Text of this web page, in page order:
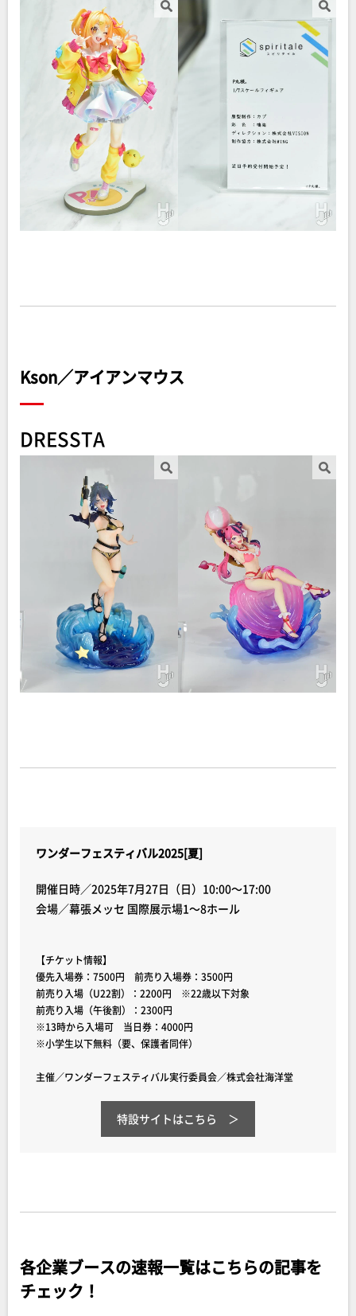
Kson／アイアンマウス
DRESSTA
ワンダーフェスティバル2025[夏]
開催日時／2025年7月27日（日）10:00～17:00
会場／幕張メッセ 国際展示場1～8ホール
【チケット情報】
優先入場券：7500円 前売り入場券：3500円
前売り入場（U22割）：2200円 ※22歳以下対象
前売り入場（午後割）：2300円
※13時から入場可 当日券：4000円
※小学生以下無料（要、保護者同伴）
主催／ワンダーフェスティバル実行委員会／株式会社海洋堂
特設サイトはこちら
各企業ブースの速報一覧はこちらの記事を
チェック！